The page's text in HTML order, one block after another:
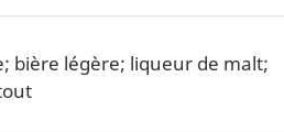
bière légère; liqueur de malt;